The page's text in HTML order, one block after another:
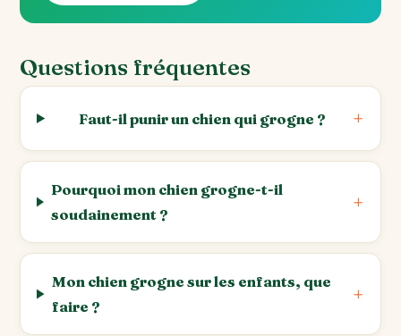
Questions fréquentes
Faut-il punir un chien qui grogne ?
Pourquoi mon chien grogne-t-il
soudainement ?
Mon chien grogne sur les enfants, que
faire ?